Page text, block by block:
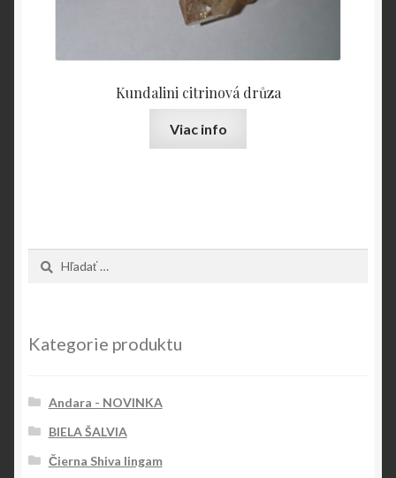
Kundalini citrinová drůza
Viac info
Kategorie produktu
Andara - NOVINKA
BIELA ŠALVIA
Čierna Shiva lingam